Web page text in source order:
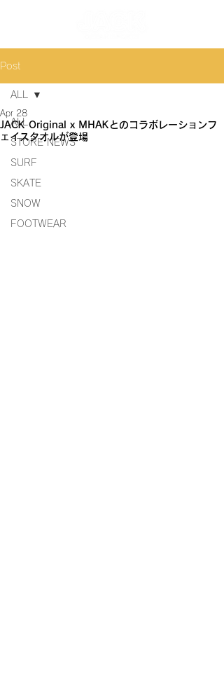
Post
ALL
STORE NEWS
SURF
SKATE
SNOW
FOOTWEAR
ALL
JACK Original x MHAKとのコラボレーションフ
ェイスタオルが登場
Apr 28